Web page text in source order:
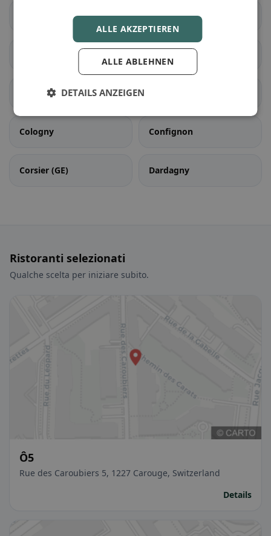
Chêne-Bougeries
Collex-Bossy
Cologny Confignon
Corsier (GE) Dardagny
Ristoranti selezionati
Qualche scelta per iniziare subito.
Ô5
Rue des Caroubiers 5, 1227 Carouge, Switzerland
Details
ALLE AKZEPTIEREN
ALLE ABLEHNEN
DETAILS ANZEIGEN